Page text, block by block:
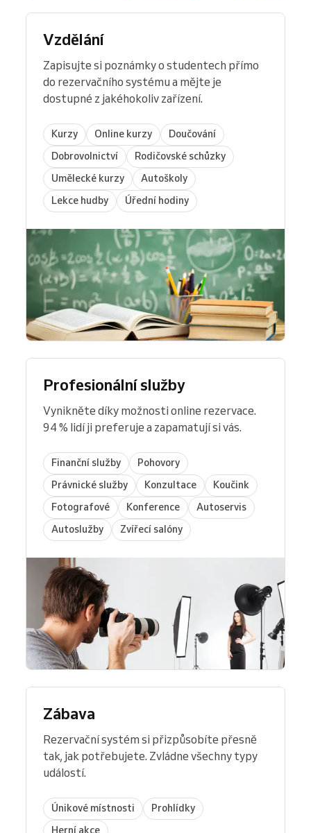
Vzdělání
Zapisujte si poznámky o studentech přímo
do rezervačního systému a mějte je
dostupné z jakéhokoliv zařízení.
Kurzy Online kurzy
Doučování
Dobrovolnictví
Rodičovské schůzky
Umělecké kurzy
Autoškoly
Lekce hudby
Úřední hodiny
Profesionální služby
Vynikněte díky možnosti online rezervace.
94 % lidí ji preferuje a zapamatují si vás.
Finanční služby
Pohovory
Právnické služby
Konzultace
Koučink
Fotografové
Konference
Autoservis
Autoslužby
Zvířecí salóny
Zábava
Rezervační systém si přizpůsobíte přesně
tak, jak potřebujete. Zvládne všechny typy
událostí.
Únikové místnosti
Prohlídky
Herní akce